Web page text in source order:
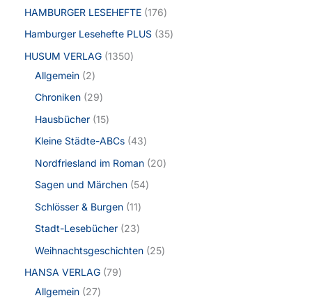
HAMBURGER LESEHEFTE 176
Hamburger Lesehefte PLUS 35
HUSUM VERLAG 1350
Allgemein 2
Chroniken 29
Hausbücher 15
Kleine Städte-ABCs 43
Nordfriesland im Roman 20
Sagen und Märchen 54
Schlösser & Burgen 11
Stadt-Lesebücher 23
Weihnachtsgeschichten 25
HANSA VERLAG 79
Allgemein 27